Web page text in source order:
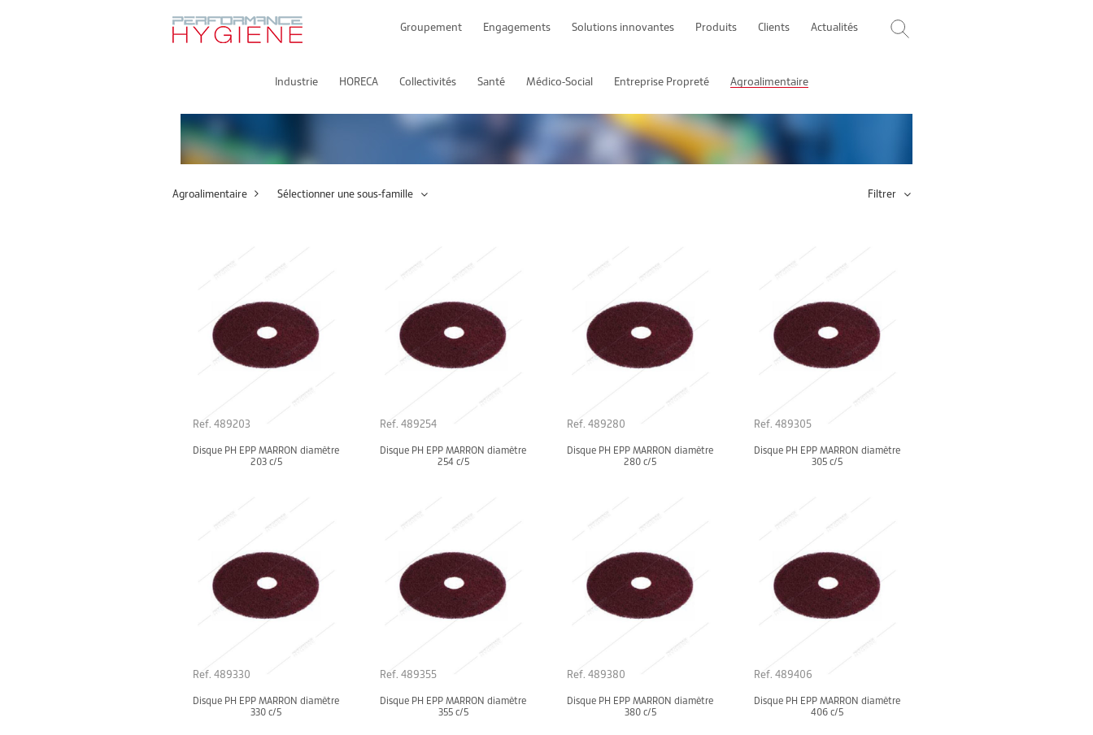
Groupement Engagements Solutions innovantes Produits Clients Actualités
Industrie HORECA Collectivités Santé Médico-Social Entreprise Propreté Agroalimentaire
Agroalimentaire Sélectionner une sous-famille Filtrer
Ref. 489203
Disque PH EPP MARRON diamètre
203 c/5
Ref. 489254
Disque PH EPP MARRON diamètre
254 c/5
Ref. 489280
Disque PH EPP MARRON diamètre
280 c/5
Ref. 489305
Disque PH EPP MARRON diamètre
305 c/5
Ref. 489330
Disque PH EPP MARRON diamètre
330 c/5
Ref. 489355
Disque PH EPP MARRON diamètre
355 c/5
Ref. 489380
Disque PH EPP MARRON diamètre
380 c/5
Ref. 489406
Disque PH EPP MARRON diamètre
406 c/5